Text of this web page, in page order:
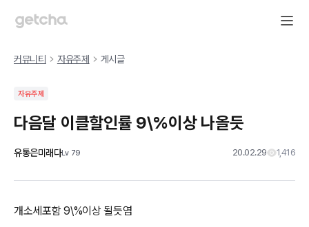
커뮤니티 자유주제 게시글
자유주제
다음달 이클할인률 9\%이상 나올듯
유통은미래다Lv 79 20.02.29 1,416
개소세포함 9\%이상 될듯염